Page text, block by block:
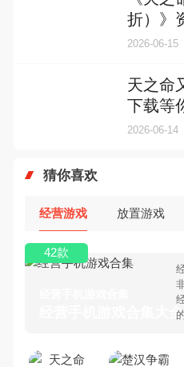
折）》
是噱头
2026-06-15
天之命
下载等
2026-06-14
猜你喜欢
经营游戏 放置游戏
经营手机游戏合集大
42款